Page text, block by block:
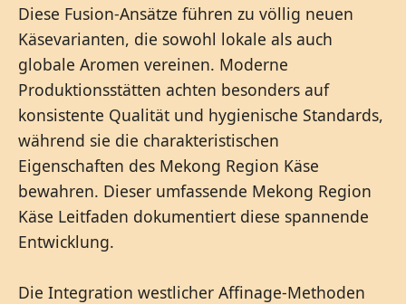
Diese Fusion-Ansätze führen zu völlig neuen
Käsevarianten, die sowohl lokale als auch
globale Aromen vereinen. Moderne
Produktionsstätten achten besonders auf
konsistente Qualität und hygienische Standards,
während sie die charakteristischen
Eigenschaften des Mekong Region Käse
bewahren. Dieser umfassende Mekong Region
Käse Leitfaden dokumentiert diese spannende
Entwicklung.
Die Integration westlicher Affinage-Methoden